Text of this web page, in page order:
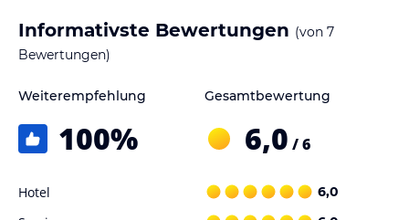
In der Unterkunft wird ein Frühstück in Form eines Buffets
angeboten.
Angaben ohne Gewähr. Bitte lies vor der Buchung die
Informativste Bewertungen (von 7
Bewertungen)
Weiterempfehlung
100%
Gesamtbewertung
6,0 / 6
Hotel 6,0